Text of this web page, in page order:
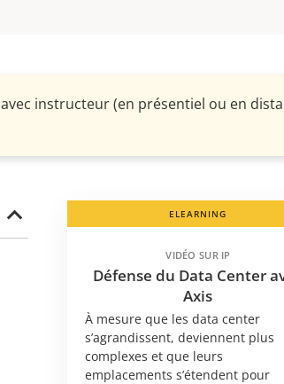
instructeur (en présentiel ou en
ELEARNING
VIDÉO SUR IP
Défense du Data Center
Axis
À mesure que les data center
s’agrandissent, deviennent plus
complexes et que leurs
emplacements s’étendent pour